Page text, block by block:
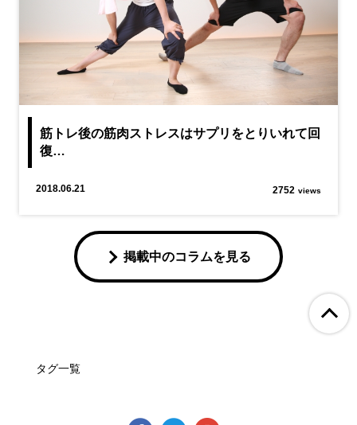
筋トレ後の筋肉ストレスはサプリをとりいれて回
復…
2018.06.21 2752 views
掲載中のコラムを見る
タグ一覧